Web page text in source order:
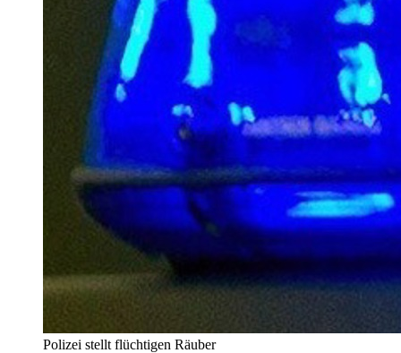
Polizei stellt flüchtigen Räuber